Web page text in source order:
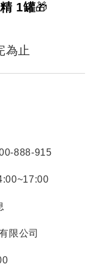
1罐🎁
為止
888-915
限公司